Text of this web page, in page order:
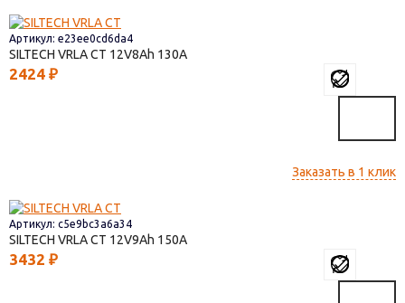
Артикул: e23ee0cd6da4
SILTECH VRLA СТ 12V8 130
2424 ₽
Заказать в 1 клик
Артикул: c5e9bc3a6a34
SILTECH VRLA СТ 12V9 150
3432 ₽